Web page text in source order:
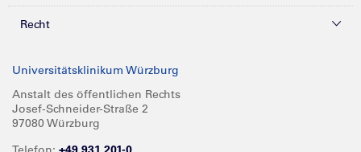
Forschung
Karriere
Presse
Glossar
Spenden
Recht
Compliance
Impressum
Universitätsklinikum Würzburg
Anstalt des öffentlichen Rechts
Josef-Schneider-Straße 2
97080 Würzburg